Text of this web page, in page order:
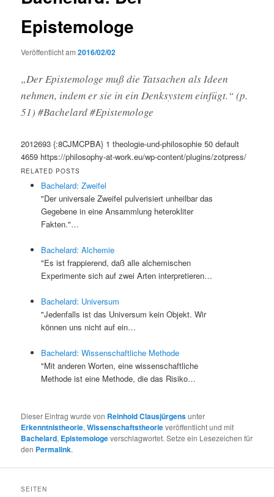
Epistemologe
Veröffentlicht am2016/02/02
„Der Epistemologe muß die Tatsachen als Ideen
nehmen, indem er sie in ein Denksystem einfügt.“ (p.
51) #Bachelard #Epistemologe
2012693 {:8CJMCPBA} 1 theologie-und-philosophie 50 default
4659 https://philosophy-at-work.eu/wp-content/plugins/zotpress/
RELATED POSTS
Bachelard: Zweifel
"Der universale Zweifel pulverisiert unheilbar das
Gegebene in eine Ansammlung heterokliter
Fakten."…
Bachelard: Alchemie
"Es ist frappierend, daß alle alchemischen
Experimente sich auf zwei Arten interpretieren…
Bachelard: Universum
"Jedenfalls ist das Universum kein Objekt. Wir
können uns nicht auf ein…
Bachelard: Wissenschaftliche Methode
"Mit anderen Worten, eine wissenschaftliche
Methode ist eine Methode, die das Risiko…
Dieser Eintrag wurde von Reinhold Clausjürgensunter
Erkenntnistheorie,Wissenschaftstheorieveröffentlicht und mit
Bachelard, Epistemologeverschlagwortet. Setze ein Lesezeichen für
den Permalink.
SEITEN